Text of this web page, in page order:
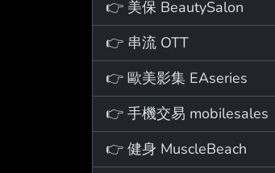
👉 美保 BeautySalon
👉 串流 OTT
👉 歐美影集 EAseries
👉 手機交易 mobilesales
👉 健身 MuscleBeach